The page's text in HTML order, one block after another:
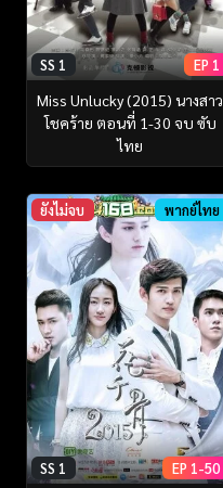
SS 1 EP 1
Miss Unlucky (2015) นางสาว
โชคร้าย ตอนที่ 1-30 จบ ซับ
ไทย
ยังไม่จบ พากย์ไทย
SS 1 EP 1-50